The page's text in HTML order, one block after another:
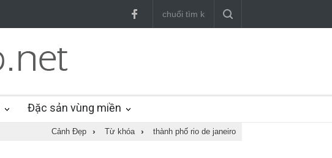
Đặc sản vùng miền
Cảnh Đẹp › Từ khóa › thành phố rio de janeiro